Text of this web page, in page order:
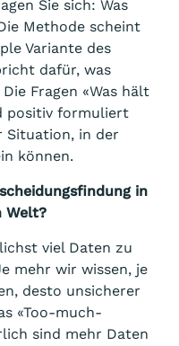
Sie sich: Was
Methode scheint
Variante des
dafür, was
Fragen «Was hält
positiv formuliert
Situation, in der
können.
in
Welt?
viel Daten zu
mehr wir wissen, je
desto unsicherer
«Too-much-
sind mehr Daten